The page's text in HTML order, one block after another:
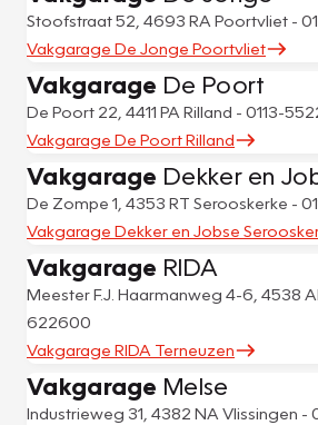
Stoofstraat 52, 4693 RA Poortvliet -
Vakgarage De Jonge Poortvliet
Vakgarage De Poort
De Poort 22, 4411 PA Rilland - 0113-
Vakgarage De Poort Rilland
Vakgarage Dekker en
De Zompe 1, 4353 RT Serooskerke -
Vakgarage Dekker en Jobse
Vakgarage RIDA
Meester F.J. Haarmanweg 4-6, 4538
622600
Vakgarage RIDA Terneuzen
Vakgarage Melse
Industrieweg 31, 4382 NA Vlissingen -